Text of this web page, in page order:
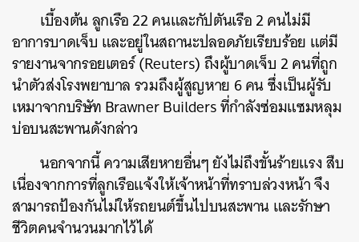
เบื้องต้น ลูกเรือ 22 คนและกัปตันเรือ 2 คนไม่มี
อาการบาดเจ็บ และอยู่ในสถานะปลอดภัยเรียบร้อย แต่มี
รายงานจากรอยเตอร์ (Reuters) ถึงผู้บาดเจ็บ 2 คนที่ถูก
นำตัวส่งโรงพยาบาล รวมถึงผู้สูญหาย 6 คน ซึ่งเป็นผู้รับ
เหมาจากบริษัท Brawner Builders ที่กำลังซ่อมแซมหลุม
บ่อบนสะพานดังกล่าว
นอกจากนี้ ความเสียหายอื่นๆ ยังไม่ถึงขั้นร้ายแรง สืบ
เนื่องจากการที่ลูกเรือแจ้งให้เจ้าหน้าที่ทราบล่วงหน้า จึง
สามารถป้องกันไม่ให้รถยนต์ขึ้นไปบนสะพาน และรักษา
ชีวิตคนจำนวนมากไว้ได้